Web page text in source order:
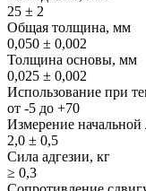
25 ± 2
Общая толщина, мм
0,050 ± 0,002
Толщина основы, мм
0,025 ± 0,002
Использование при
от -5 до +70
Измерение
2,0 ± 0,5
Сила адгезии, кг
≥ 0,3